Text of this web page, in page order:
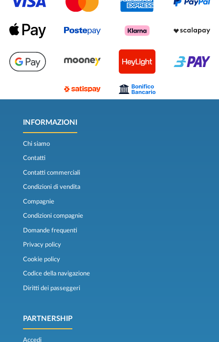
INFORMAZIONI
Chi siamo
Contatti
Contatti commerciali
Condizioni di vendita
Compagnie
Condizioni compagnie
Domande frequenti
Privacy policy
Cookie policy
Codice della navigazione
Diritti dei passeggeri
PARTNERSHIP
Accedi